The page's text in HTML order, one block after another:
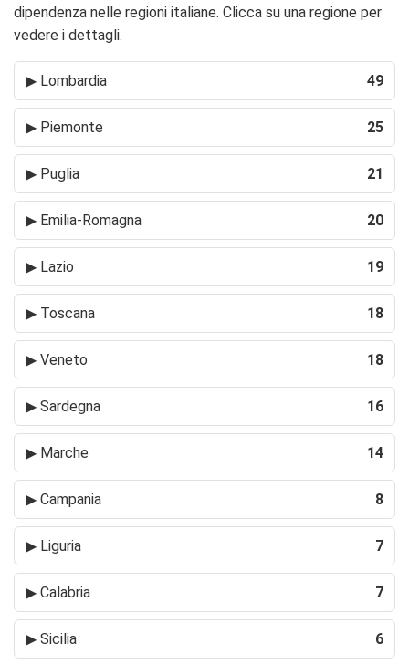
dipendenza nelle regioni italiane. Clicca su una regione per
vedere i dettagli.
▶ Lombardia 49
▶ Piemonte 25
▶ Puglia 21
▶ Emilia-Romagna 20
▶ Lazio 19
▶ Toscana 18
▶ Veneto 18
▶ Sardegna 16
▶ Marche 14
▶ Campania 8
▶ Liguria 7
▶ Calabria 7
▶ Sicilia 6